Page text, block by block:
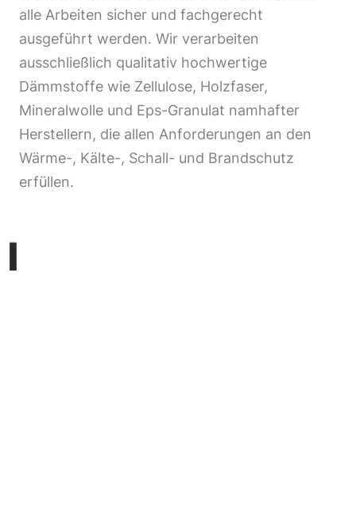
alle Arbeiten sicher und fachgerecht
ausgeführt werden. Wir verarbeiten
ausschließlich qualitativ hochwertige
Dämmstoffe wie Zellulose, Holzfaser,
Mineralwolle und Eps-Granulat namhafter
Herstellern, die allen Anforderungen an den
Wärme-, Kälte-, Schall- und Brandschutz
erfüllen.